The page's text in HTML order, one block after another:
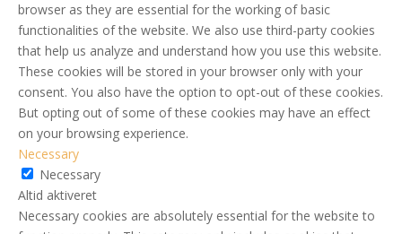
browser as they are essential for the working of basic
functionalities of the website. We also use third-party cookies
that help us analyze and understand how you use this website.
These cookies will be stored in your browser only with your
consent. You also have the option to opt-out of these cookies.
But opting out of some of these cookies may have an effect
on your browsing experience.
Necessary
Necessary
Altid aktiveret
Necessary cookies are absolutely essential for the website to